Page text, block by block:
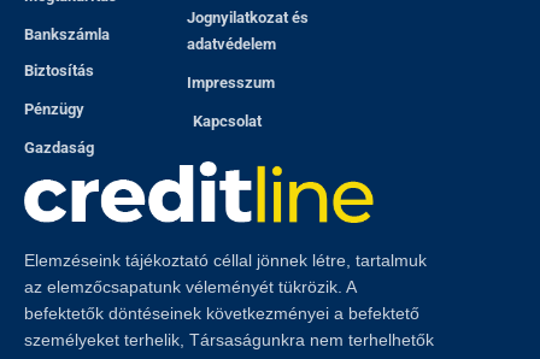
Bankszámla
Biztosítás
Pénzügy
Gazdaság
Jognyilatkozat és
adatvédelem
Impresszum
Kapcsolat
Elemzéseink tájékoztató céllal jönnek létre, tartalmuk
az elemzőcsapatunk véleményét tükrözik. A
befektetők döntéseinek következményei a befektető
személyeket terhelik, Társaságunkra nem terhelhetők